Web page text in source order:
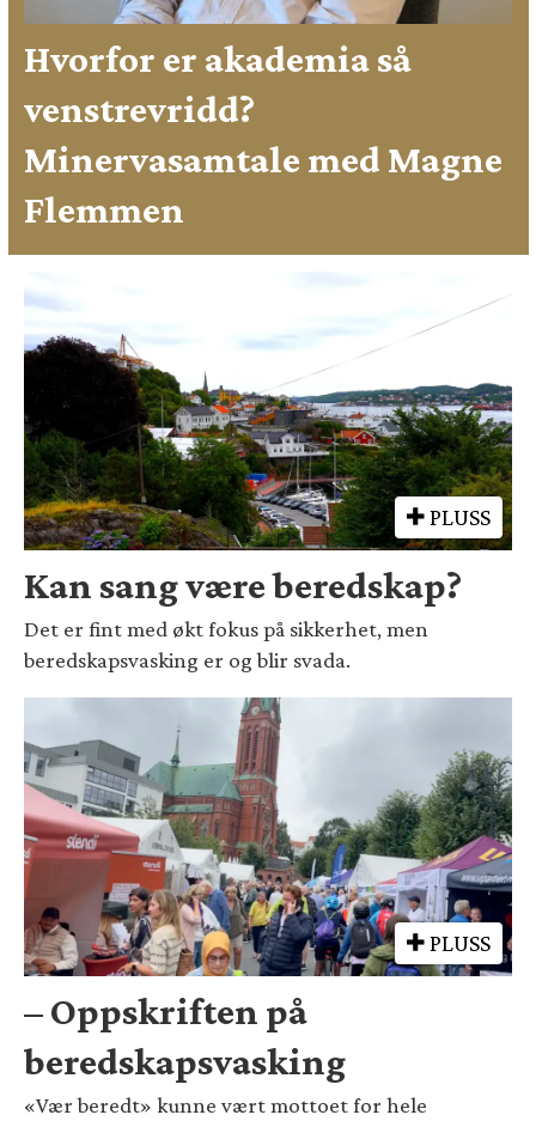
Hvorfor er akademia så
venstrevridd?
Minervasamtale med Magne
Flemmen
PLUSS
Kan sang være beredskap?
Det er fint med økt fokus på sikkerhet, men
beredskapsvasking er og blir svada.
PLUSS
– Oppskriften på
beredskapsvasking
«Vær beredt» kunne vært mottoet for hele